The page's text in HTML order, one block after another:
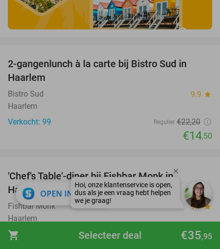
shopping_cart €35,95
Selecteer deal
2-gangenlunch à la carte bij Bistro Sud in
Haarlem
Bistro Sud 9.9 star
Haarlem
Verkocht: 99
Regulier €22,20
€14,50
30%
'Chef's Table'-diner bij Fishbar Monk in
Haarlem
Fishbar Monk 9.7star
Haarlem
Verkocht: 188
Regulier €60
OPEN IN APP close